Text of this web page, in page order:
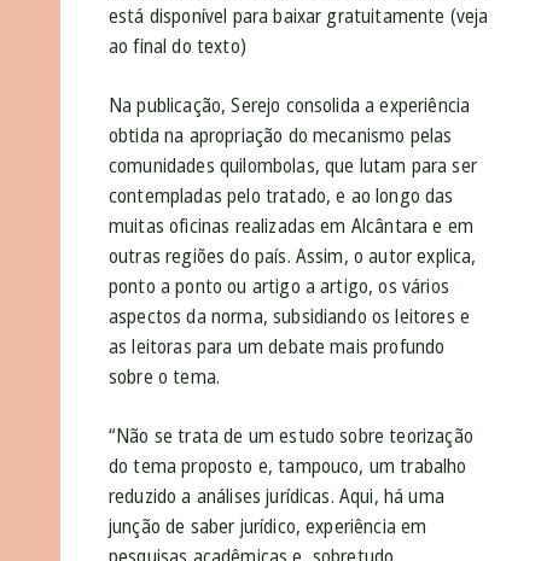
está disponível para baixar gratuitamente (veja
ao final do texto)
Na publicação, Serejo consolida a experiência
obtida na apropriação do mecanismo pelas
comunidades quilombolas, que lutam para ser
contempladas pelo tratado, e ao longo das
muitas oficinas realizadas em Alcântara e em
outras regiões do país. Assim, o autor explica,
ponto a ponto ou artigo a artigo, os vários
aspectos da norma, subsidiando os leitores e
as leitoras para um debate mais profundo
sobre o tema.
“Não se trata de um estudo sobre teorização
do tema proposto e, tampouco, um trabalho
reduzido a análises jurídicas. Aqui, há uma
junção de saber jurídico, experiência em
pesquisas acadêmicas e, sobretudo,